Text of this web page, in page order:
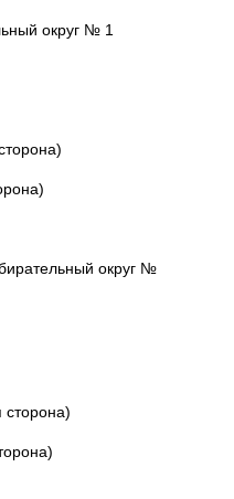
округ № 1
округ №